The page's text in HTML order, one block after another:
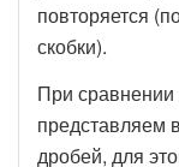
повторяется
скобки).
При
представляем
дробей, для